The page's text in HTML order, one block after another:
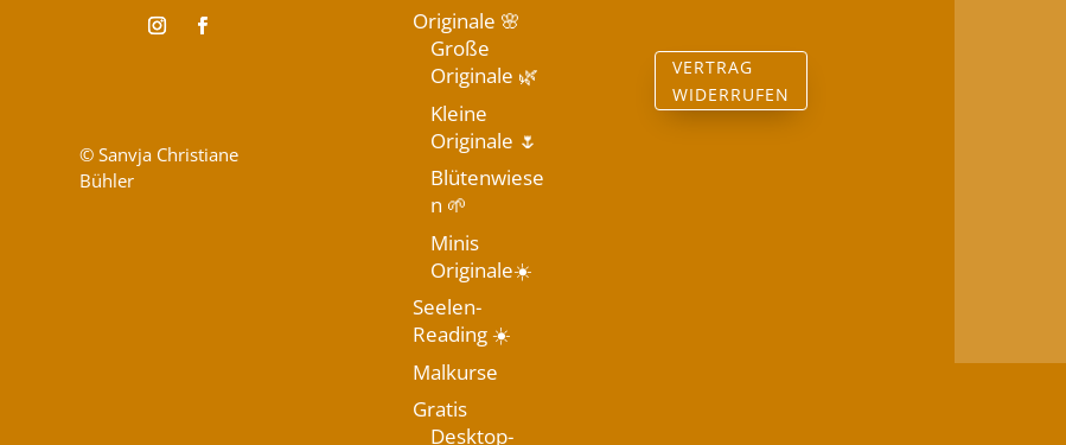
© Sanvja Christiane
Bühler
Originale 🌸
Große
Originale 🌿
Kleine
Originale 🌷
Blütenwiese
n 🌱
Minis
Originale☀️
Seelen-
Reading ☀️
Malkurse
Gratis
Desktop-
VERTRAG
WIDERRUFEN